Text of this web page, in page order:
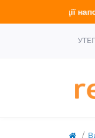
стадії наповнення